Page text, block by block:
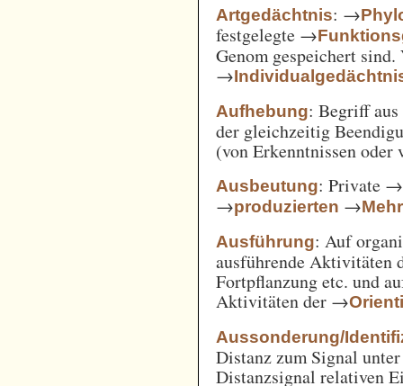
Artgedächtnis: →
festgelegte →
Genom gespeichert sind.
→
Aufhebung: Begriff
der gleichzeitig
(von Erkenntnissen
Ausbeutung: Private →
→produzierten →
Ausführung: Auf
ausführende Aktivitäten
Fortpflanzung etc. und
Aktivitäten der →
Aussonderung/
Distanz zum Signal
Distanzsignal relativen